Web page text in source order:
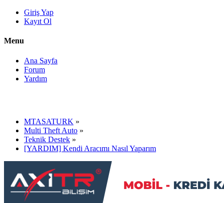
Giriş Yap
Kayıt Ol
Menu
Ana Sayfa
Forum
Yardım
MTASATURK »
Multi Theft Auto »
Teknik Destek »
[YARDIM] Kendi Aracımı Nasıl Yaparım